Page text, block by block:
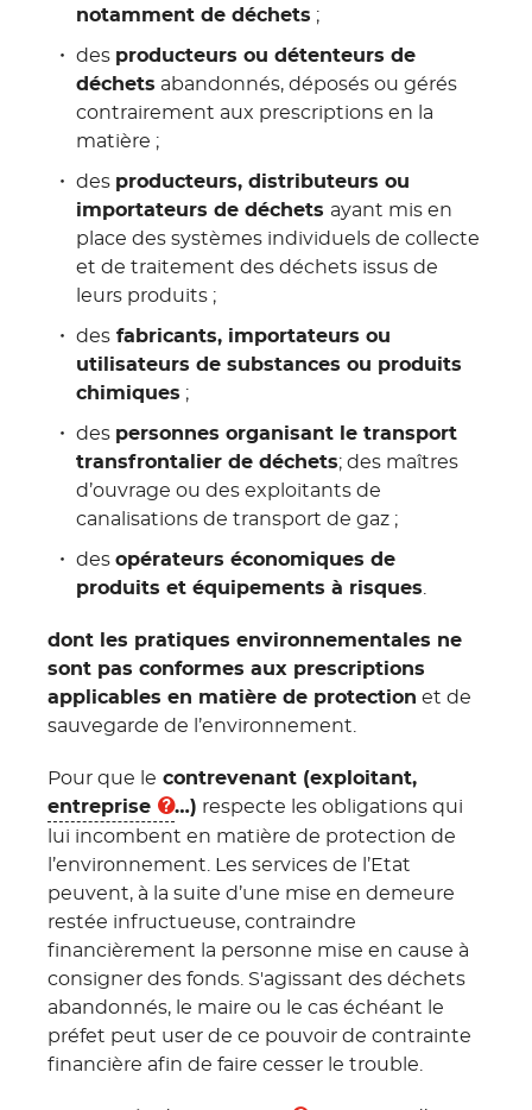
notamment de déchets ;
des producteurs ou détenteurs de
déchets abandonnés, déposés ou gérés
contrairement aux prescriptions en la
matière ;
des producteurs, distributeurs ou
importateurs de déchets ayant mis en
place des systèmes individuels de collecte
et de traitement des déchets issus de
leurs produits ;
des fabricants, importateurs ou
utilisateurs de substances ou produits
chimiques ;
des personnes organisant le transport
transfrontalier de déchets; des maîtres
d’ouvrage ou des exploitants de
canalisations de transport de gaz ;
des opérateurs économiques de
produits et équipements à risques
dont les pratiques environnementales ne
sont pas conformes aux prescriptions
applicables en matière de protection et de
sauvegarde de l’environnement.
Pour que le contrevenant (exploitant,
entreprise
…) respecte les obligations qui
lui incombent en matière de protection de
l’environnement. Les services de l’Etat
peuvent, à la suite d’une mise en demeure
restée infructueuse, contraindre
financièrement la personne mise en cause à
consigner des fonds. S'agissant des déchets
abandonnés, le maire ou le cas échéant le
préfet peut user de ce pouvoir de contrainte
financière afin de faire cesser le trouble.